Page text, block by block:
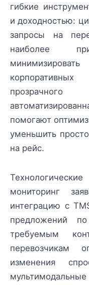
гибкие
и доходностью:
запросы на
наиболее
помогают
уменьшить
на рейс.
мониторинг
интеграцию с
предложений
требуемым
перевозчикам
изменения